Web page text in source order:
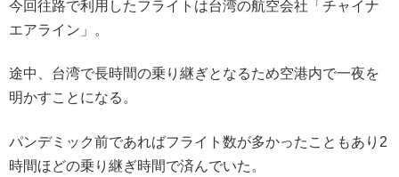
今回往路で利用したフライトは台湾の航空会社「チャイナ
エアライン」。
途中、台湾で長時間の乗り継ぎとなるため空港内で一夜を
明かすことになる。
パンデミック前であればフライト数が多かったこともあり2
時間ほどの乗り継ぎ時間で済んでいた。